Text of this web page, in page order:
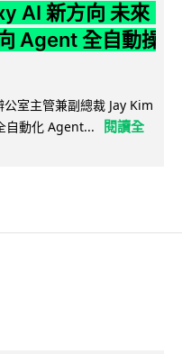
AI 新方向 未來
Agent 全自動操
室主管兼副總裁 Jay Kim
自動化 Agent...
閱讀全